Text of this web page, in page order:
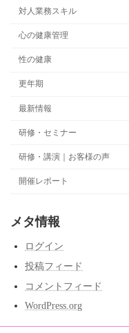
対人業務スキル
心の健康管理
性の健康
更年期
最新情報
研修・セミナー
研修・講演｜お客様の声
開催レポート
メタ情報
ログイン
投稿フィード
コメントフィード
WordPress.org